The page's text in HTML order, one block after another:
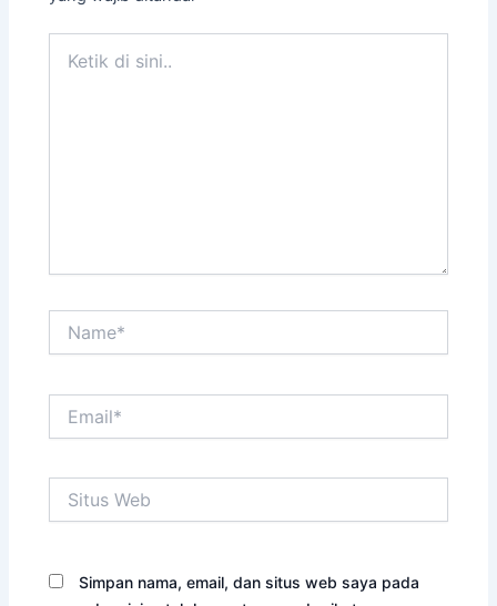
Web
Simpan nama, email, dan situs web saya pada